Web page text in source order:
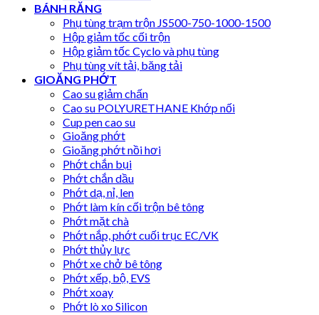
BÁNH RĂNG
Phụ tùng trạm trộn JS500-750-1000-1500
Hộp giảm tốc cối trộn
Hộp giảm tốc Cyclo và phụ tùng
Phụ tùng vít tải, băng tải
GIOĂNG PHỚT
Cao su giảm chấn
Cao su POLYURETHANE Khớp nối
Cup pen cao su
Gioăng phớt
Gioăng phớt nồi hơi
Phớt chắn bụi
Phớt chắn dầu
Phớt dạ, nỉ, len
Phớt làm kín cối trộn bê tông
Phớt mặt chà
Phớt nắp, phớt cuối trục EC/VK
Phớt thủy lực
Phớt xe chở bê tông
Phớt xếp, bộ, EVS
Phớt xoay
Phớt lò xo Silicon